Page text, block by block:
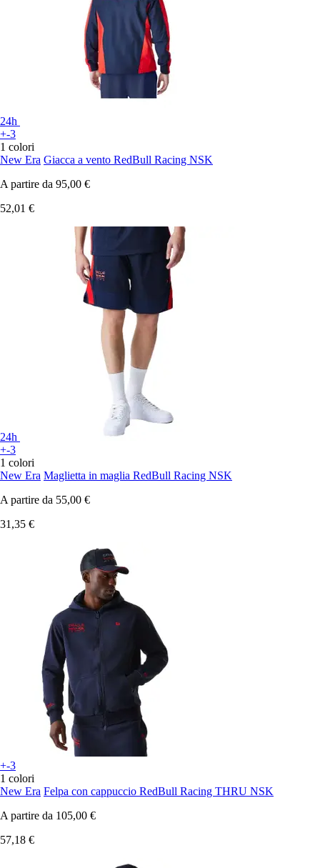
24h
+-3
1 colori
New Era Giacca a vento RedBull Racing NSK
A partire da 95,00 €
52,01 €
24h
+-3
1 colori
New Era Maglietta in maglia RedBull Racing NSK
A partire da 55,00 €
31,35 €
+-3
1 colori
New Era Felpa con cappuccio RedBull Racing THRU NSK
A partire da 105,00 €
57,18 €